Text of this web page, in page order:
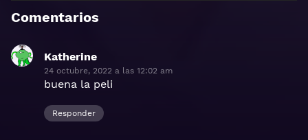
Comentarios
Katherine
24 octubre, 2022 a las 12:02 am
buena la peli
Responder